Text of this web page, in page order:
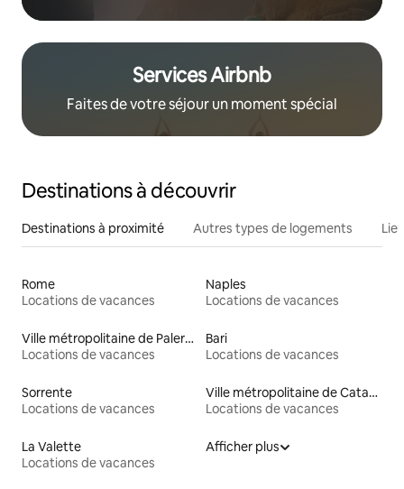
Services Airbnb
Faites de votre séjour un moment spécial
Destinations à découvrir
Destinations à proximité Autres types de logements
Rome
Locations de vacances
Naples
Locations de vacances
Ville métropolitaine de Palerme
Locations de vacances
Bari
Locations de vacances
Sorrente
Locations de vacances
Ville métropolitaine de Catane
Locations de vacances
La Valette
Locations de vacances
Afficher plus